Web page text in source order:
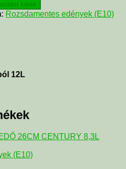
kérek
Rozsdamentes edények (E10)
12L
(E10)